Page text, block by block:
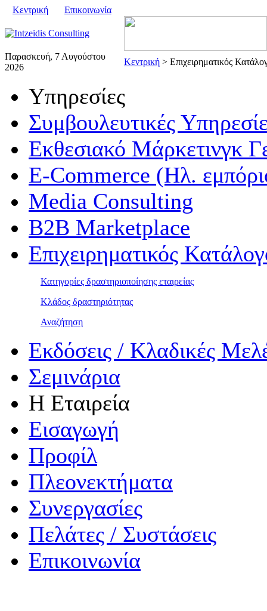
Κεντρική Επικοινωνία
Παρασκευή, 7 Αυγούστου
2026
Κεντρική > Επιχειρηματικός
Υπηρεσίες
Συμβουλευτικές
Εκθεσιακό Μάρκετινγκ
E-Commerce (Ηλ.
Media Consulting
B2B Marketplace
Επιχειρηματικός
Κατηγορίες δραστηριοποίησης εταιρείας
Κλάδος δραστηριότητας
Αναζήτηση
Εκδόσεις / Κλαδικές
Σεμινάρια
Η Εταιρεία
Εισαγωγή
Προφίλ
Πλεονεκτήματα
Συνεργασίες
Πελάτες / Συστάσεις
Επικοινωνία